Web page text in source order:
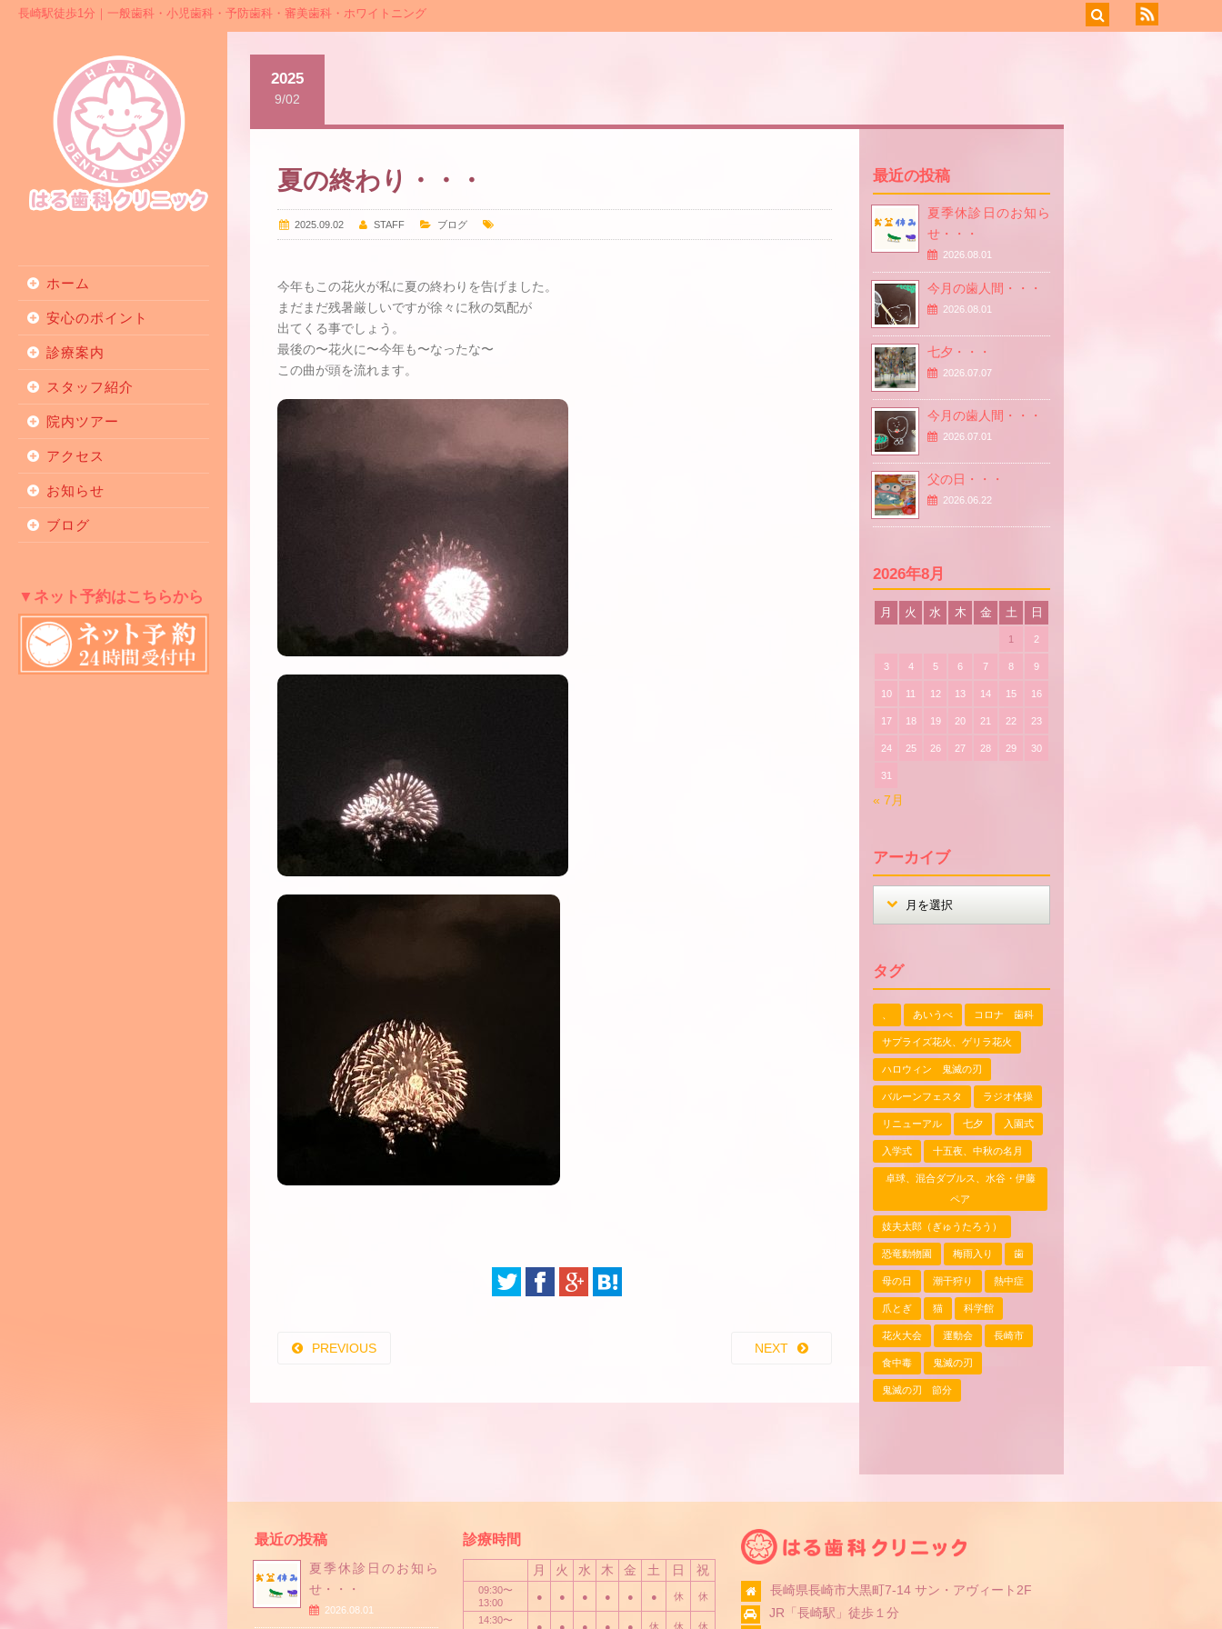
長崎駅徒歩1分｜一般歯科・小児歯科・予防歯科・審美歯科・ホワイトニング
ホーム
安心のポイント
診療案内
スタッフ紹介
院内ツアー
アクセス
お知らせ
ブログ
▼ネット予約はこちらから
2025
9/02
夏の終わり・・・
2025.09.02 STAFF ブログ
今年もこの花火が私に夏の終わりを告げました。
まだまだ残暑厳しいですが徐々に秋の気配が
出てくる事でしょう。
最後の〜花火に〜今年も〜なったな〜
この曲が頭を流れます。
PREVIOUS NEXT
最近の投稿
夏季休診日のお知ら
せ・・・
2026.08.01
今月の歯人間・・・
2026.08.01
七夕・・・
2026.07.07
今月の歯人間・・・
2026.07.01
父の日・・・
2026.06.22
2026年8月
月 火 水 木 金 土 日
1 2
3 4 5 6 7 8 9
10 11 12 13 14 15 16
17 18 19 20 21 22 23
24 25 26 27 28 29 30
31
« 7月
アーカイブ
タグ
あいうべ コロナ 歯科
サプライズ花火、ゲリラ花火
ハロウィン 鬼滅の刃
バルーンフェスタ ラジオ体操
リニューアル 七夕 入園式
入学式 十五夜、中秋の名月
卓球、混合ダブルス、水谷・伊藤
ペア
妓夫太郎（ぎゅうたろう）
恐竜動物園 梅雨入り 歯
母の日 潮干狩り 熱中症
爪とぎ 猫 科学館
花火大会 運動会 長崎市
食中毒 鬼滅の刃
鬼滅の刃 節分
最近の投稿
夏季休診日のお知ら
せ・・・
2026.08.01
診療時間
月 火 水 木 金 土 日 祝
09:30〜
13:00
● ● ● ● ● ● 休 休
14:30〜
● ● ● ● ● 休 休 休
長崎県長崎市大黒町7-14 サン・アヴィート2F
JR「長崎駅」徒歩１分